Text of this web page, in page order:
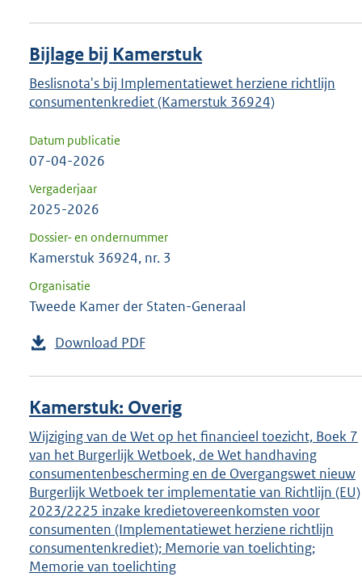
Bijlage bij Kamerstuk
Beslisnota's bij Implementatiewet herziene richtlijn
consumentenkrediet (Kamerstuk 36924)
Datum publicatie
07-04-2026
Vergaderjaar
2025-2026
Dossier- en ondernummer
Kamerstuk 36924, nr. 3
Organisatie
Tweede Kamer der Staten-Generaal
Download PDF
Kamerstuk: Overig
Wijziging van de Wet op het financieel toezicht, Boek 7
van het Burgerlijk Wetboek, de Wet handhaving
consumentenbescherming en de Overgangswet nieuw
Burgerlijk Wetboek ter implementatie van Richtlijn (EU)
2023/2225 inzake kredietovereenkomsten voor
consumenten (Implementatiewet herziene richtlijn
consumentenkrediet); Memorie van toelichting;
Memorie van toelichting